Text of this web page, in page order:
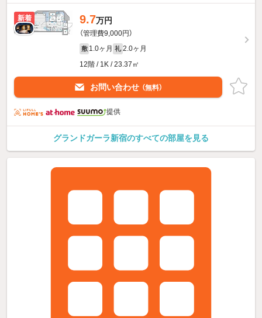
新着 9.7万円
（管理費9,000円）
敷 1.0ヶ月 礼 2.0ヶ月
12階 / 1K / 23.37㎡
お問い合わせ （無料）
提供
グランドガーラ新宿のすべての部屋を見る